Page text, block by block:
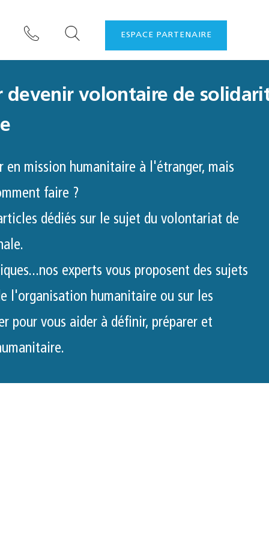
ESPACE PARTENAIRE
devenir volontaire de
en mission humanitaire à l'étranger, mais
faire ?
dédiés sur le sujet du volontariat de
experts vous proposent des sujets
l'organisation humanitaire ou sur les
pour vous aider à définir, préparer et